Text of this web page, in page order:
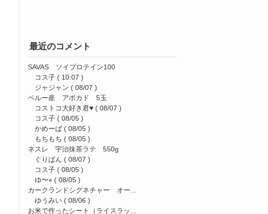
最近のコメント
SAVAS ソイプロテイン100
コス子 ( 10:07 )
ジャジャン ( 08/07 )
ペルー産 アボカド 5玉
コストコ大好き君♥️ ( 08/07 )
コス子 ( 08/05 )
かめーば ( 08/05 )
もちもち ( 08/05 )
ネスレ 宇治抹茶ラテ 550g
ぐりぱん ( 08/07 )
コス子 ( 08/05 )
ゆ〜⭐︎ ( 08/05 )
カークランドシグネチャー オー...
ゆうみい ( 08/06 )
お米で作ったシート（ライスラッ...